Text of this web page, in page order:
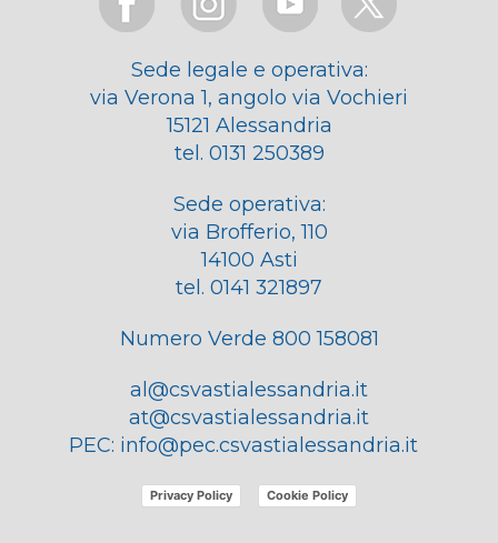
Sede legale e operativa:
via Verona 1, angolo via Vochieri
15121 Alessandria
tel. 0131 250389
Sede operativa:
via Brofferio, 110
14100 Asti
tel. 0141 321897
Numero Verde 800 158081
al@csvastialessandria.it
at@csvastialessandria.it
PEC: info@pec.csvastialessandria.it
Privacy Policy Cookie Policy